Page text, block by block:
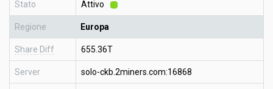
Stato Attivo
Regione Europa
Share Diff 655.36T
Server solo-ckb.2miners.com:16868